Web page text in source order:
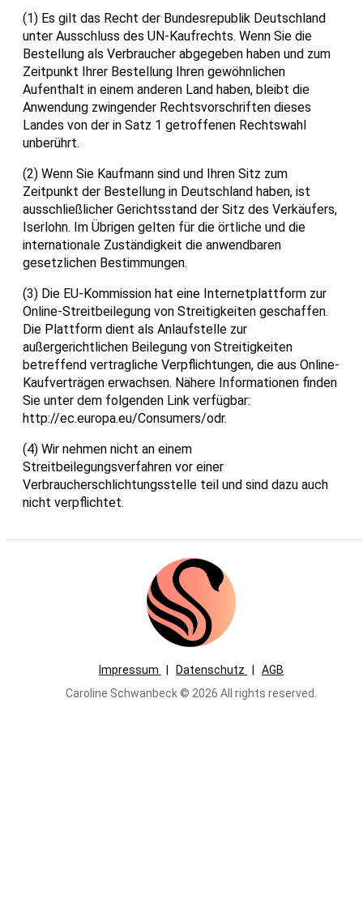
(1) Es gilt das Recht der Bundesrepublik Deutschland
unter Ausschluss des UN-Kaufrechts. Wenn Sie die
Bestellung als Verbraucher abgegeben haben und zum
Zeitpunkt Ihrer Bestellung Ihren gewöhnlichen
Aufenthalt in einem anderen Land haben, bleibt die
Anwendung zwingender Rechtsvorschriften dieses
Landes von der in Satz 1 getroffenen Rechtswahl
unberührt.
(2) Wenn Sie Kaufmann sind und Ihren Sitz zum
Zeitpunkt der Bestellung in Deutschland haben, ist
ausschließlicher Gerichtsstand der Sitz des Verkäufers,
Iserlohn. Im Übrigen gelten für die örtliche und die
internationale Zuständigkeit die anwendbaren
gesetzlichen Bestimmungen.
(3) Die EU-Kommission hat eine Internetplattform zur
Online-Streitbeilegung von Streitigkeiten geschaffen.
Die Plattform dient als Anlaufstelle zur
außergerichtlichen Beilegung von Streitigkeiten
betreffend vertragliche Verpflichtungen, die aus Online-
Kaufverträgen erwachsen. Nähere Informationen finden
Sie unter dem folgenden Link verfügbar:
http://ec.europa.eu/Consumers/odr.
(4) Wir nehmen nicht an einem
Streitbeilegungsverfahren vor einer
Verbraucherschlichtungsstelle teil und sind dazu auch
nicht verpflichtet.
Impressum Datenschutz
AGB
Caroline Schwanbeck © 2026 All rights reserved.